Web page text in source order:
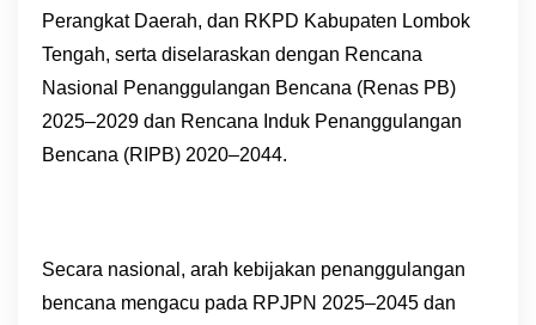
Perangkat Daerah, dan RKPD Kabupaten Lombok
Tengah, serta diselaraskan dengan Rencana
Nasional Penanggulangan Bencana (Renas PB)
2025–2029 dan Rencana Induk Penanggulangan
Bencana (RIPB) 2020–2044.
Secara nasional, arah kebijakan penanggulangan
bencana mengacu pada RPJPN 2025–2045 dan